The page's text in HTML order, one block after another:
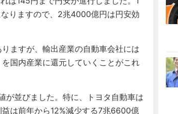
りますので、2兆4000億円は円安効
ますが、輸出産業の自動車会社には
国内産業に還元していくことがこれ
並びました。特に、トヨタ自動車は
は前年から12%減少する7兆6600億